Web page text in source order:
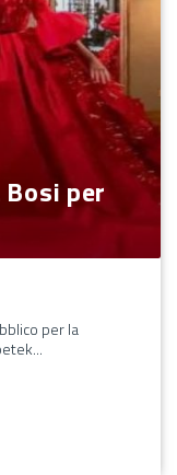
per
per la